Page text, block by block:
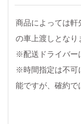
商品によっては軒
の車上渡しとなり
※配送ドライバー
※時間指定は不可
能ですが、確約で